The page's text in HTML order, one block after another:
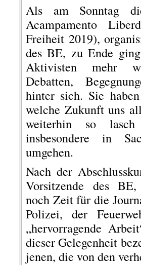
Als am Sonntag
Acampamento
Freiheit 2019),
des BE, zu Ende
Aktivisten mehr
Debatten,
hinter sich. Sie
welche Zukunft uns
weiterhin so
insbesondere in
umgehen.
Nach der
Vorsitzende des
noch Zeit für die
Polizei, der
„hervorragende
dieser Gelegenheit
jenen, die von den